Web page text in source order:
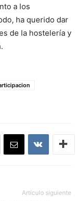
a los
ha querido dar
de la hostelería y
Artículo siguiente